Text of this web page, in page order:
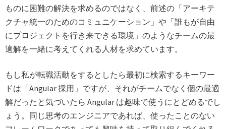
ものに困難の解決を求めるのではなく、前述の「アーキテ
クチャ統一のためのコミュニケーション」や「誰もが自由
にプロジェクトを行き来できる環境」のようなチームの最
適解を一緒に考えてくれる人材を求めています。
もし私が転職活動をするとしたら最初に検索するキーワー
ドは「Angular 採用」ですが、それがチームでなく個の最適
解だったと気づいたら Angular は趣味で使うにとどめるでし
ょう。同じ思考のエンジニアであれば、使ったことのない